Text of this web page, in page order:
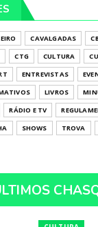
CAVALGADAS
CTG CULTURA
ENTREVISTAS
LIVROS
RÁDIO E TV
SHOWS TROVA